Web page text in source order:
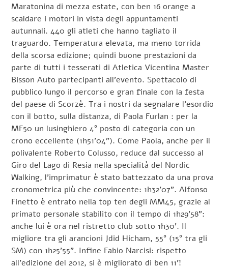
Maratonina di mezza estate, con ben 16 orange a
scaldare i motori in vista degli appuntamenti
autunnali. 440 gli atleti che hanno tagliato il
traguardo. Temperatura elevata, ma meno torrida
della scorsa edizione; quindi buone prestazioni da
parte di tutti i tesserati di Atletica Vicentina Master
Bisson Auto partecipanti all’evento. Spettacolo di
pubblico lungo il percorso e gran finale con la festa
del paese di Scorzè. Tra i nostri da segnalare l’esordio
con il botto, sulla distanza, di Paola Furlan : per la
MF50 un lusinghiero 4° posto di categoria con un
crono eccellente (1h51’04”). Come Paola, anche per il
polivalente Roberto Colusso, reduce dal successo al
Giro del Lago di Resia nella specialità del Nordic
Walking, l’imprimatur è stato battezzato da una prova
cronometrica più che convincente: 1h32’07”. Alfonso
Finetto è entrato nella top ten degli MM45, grazie al
primato personale stabilito con il tempo di 1h29’58”:
anche lui è ora nel ristretto club sotto 1h30’. Il
migliore tra gli arancioni Jdid Hicham, 55° (15° tra gli
SM) con 1h25’55”. Infine Fabio Narcisi: rispetto
all’edizione del 2012, si è migliorato di ben 11’!